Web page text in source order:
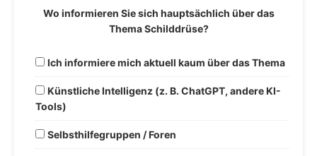
Wo informieren Sie sich hauptsächlich über das
Thema Schilddrüse?
Ich informiere mich aktuell kaum über das Thema
Künstliche Intelligenz (z. B. ChatGPT, andere KI-
Tools)
Selbsthilfegruppen / Foren